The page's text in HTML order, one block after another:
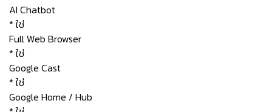
AI Chatbot
* ใช่
Full Web Browser
* ใช่
Google Cast
* ใช่
Google Home / Hub